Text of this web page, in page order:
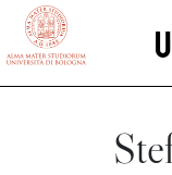
vai al contenuto della